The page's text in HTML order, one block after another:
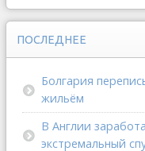
ПОСЛЕДНЕЕ
Болгария
жильём
В Англии
экстремальный